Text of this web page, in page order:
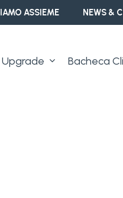
ASSIEME NEWS &
Upgrade Bacheca